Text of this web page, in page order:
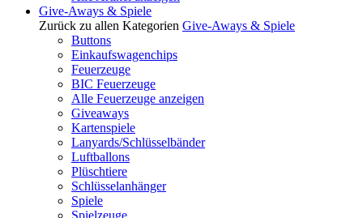
Give-Aways & Spiele
Zurück zu allen Kategorien Give-Aways & Spiele
Buttons
Einkaufswagenchips
Feuerzeuge
BIC Feuerzeuge
Alle Feuerzeuge anzeigen
Giveaways
Kartenspiele
Lanyards/Schlüsselbänder
Luftballons
Plüschtiere
Schlüsselanhänger
Spiele
Spielzeuge